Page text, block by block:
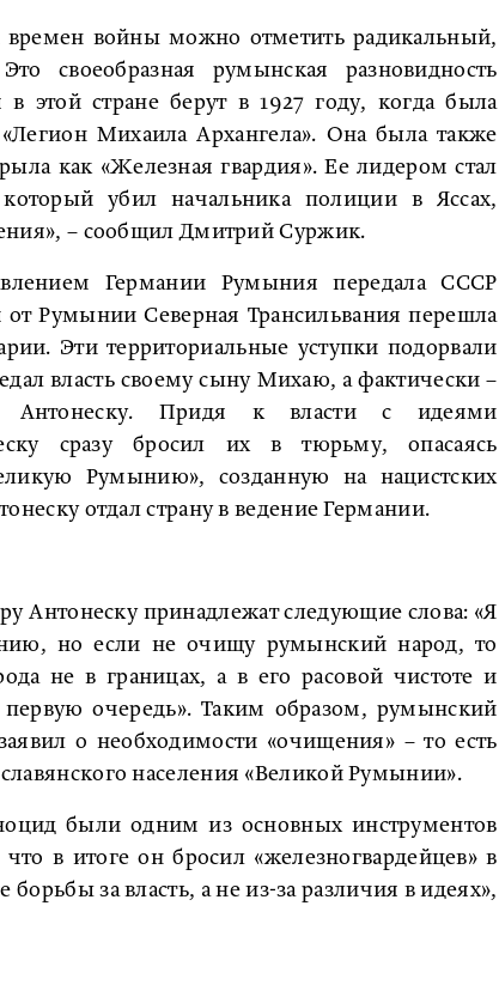
времен войны можно отметить радикальный,
своеобразная румынская разновидность
этой стране берут в 1927 году, когда была
Михаила Архангела». Она была также
как «Железная гвардия». Ее лидером стал
убил начальника полиции в Яссах,
– сообщил Дмитрий Суржик.
Германии Румыния передала СССР
Румынии Северная Трансильвания перешла
Эти территориальные уступки подорвали
власть своему сыну Михаю, а фактически –
Антонеску. Придя к власти с идеями
сразу бросил их в тюрьму, опасаясь
Румынию», созданную на нацистских
отдал страну в ведение Германии.
Антонеску принадлежат следующие слова: «Я
но если не очищу румынский народ, то
не в границах, а в его расовой чистоте и
очередь». Таким образом, румынский
о необходимости «очищения» – то есть
населения «Великой Румынии».
были одним из основных инструментов
в итоге он бросил «железногвардейцев» в
за власть, а не из-за различия в идеях»,